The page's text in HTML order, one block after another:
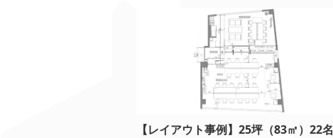
【レイアウト事例】25坪（83㎡）22名